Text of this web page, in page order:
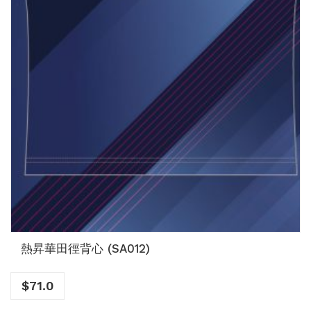
熱昇華田徑背心 (SA012)
$71.0